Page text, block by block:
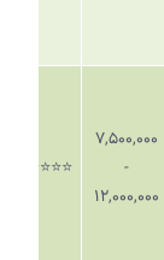
۷,۵۰۰,۰۰۰
-
۱۲,۰۰۰,۰۰۰
⭐️⭐️⭐️⭐️⭐️